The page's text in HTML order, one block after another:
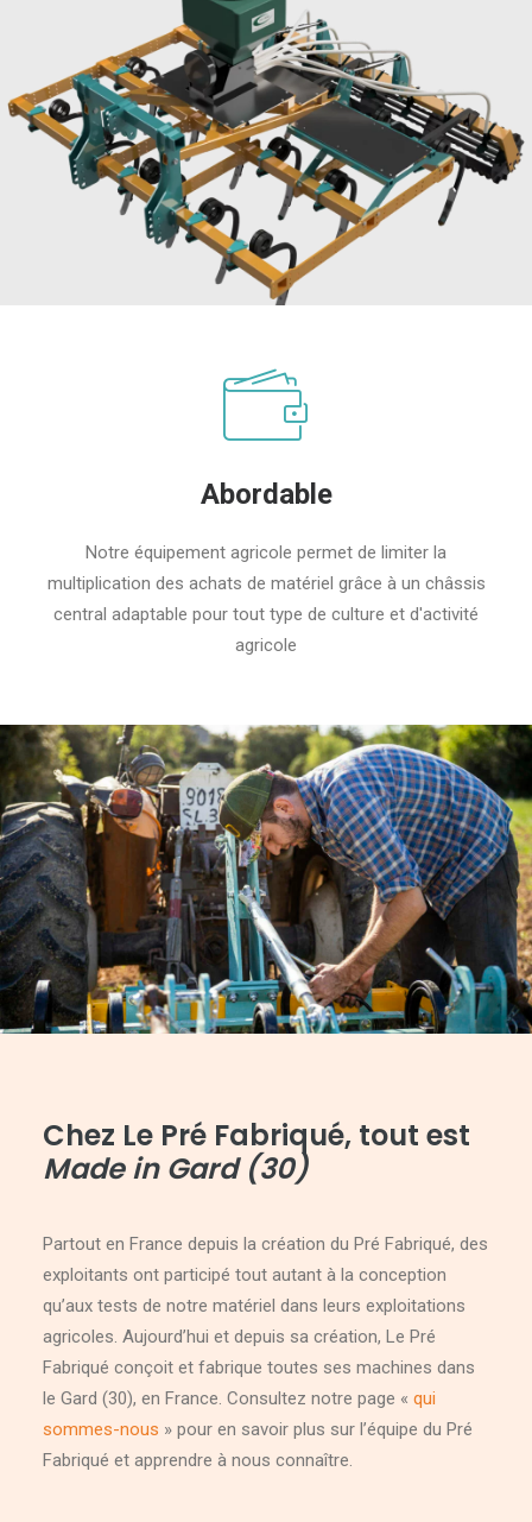
Abordable
Notre équipement agricole permet de limiter la
multiplication des achats de matériel grâce à un châssis
central adaptable pour tout type de culture et d'activité
agricole
Chez Le Pré Fabriqué, tout est
Made in Gard (30)
Partout en France depuis la création du Pré Fabriqué, des
exploitants ont participé tout autant à la conception
qu’aux tests de notre matériel dans leurs exploitations
agricoles. Aujourd’hui et depuis sa création, Le Pré
Fabriqué conçoit et fabrique toutes ses machines dans
le Gard (30), en France. Consultez notre page « qui
sommes-nous » pour en savoir plus sur l’équipe du Pré
Fabriqué et apprendre à nous connaître.